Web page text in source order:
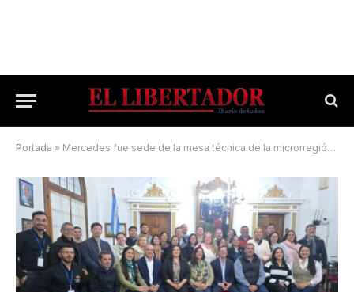
Portada » Mercedes fue sede de la mesa técnica de la microrregión Iberá para potenciar el turismo